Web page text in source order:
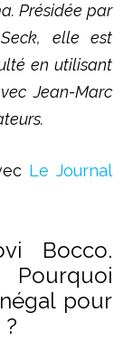
Présidée par
elle est
en utilisant
Jean-Marc
Le Journal
Bocco.
Pourquoi
pour